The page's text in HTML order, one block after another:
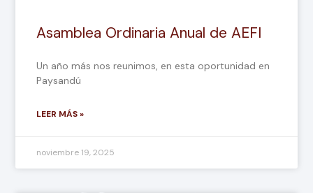
Asamblea Ordinaria Anual de AEFI
Un año más nos reunimos, en esta oportunidad en
Paysandú
LEER MÁS »
noviembre 19, 2025